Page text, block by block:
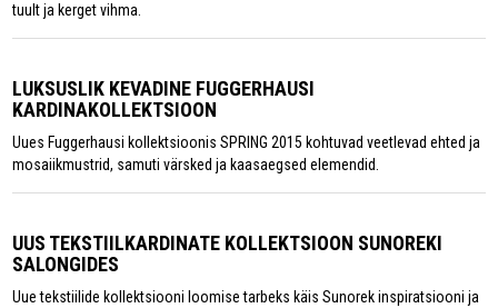
tuult ja kerget vihma.
LUKSUSLIK KEVADINE FUGGERHAUSI
KARDINAKOLLEKTSIOON
Uues Fuggerhausi kollektsioonis SPRING 2015 kohtuvad veetlevad ehted ja
mosaiikmustrid, samuti värsked ja kaasaegsed elemendid.
UUS TEKSTIILKARDINATE KOLLEKTSIOON SUNOREKI
SALONGIDES
Uue tekstiilide kollektsiooni loomise tarbeks käis Sunorek inspiratsiooni ja